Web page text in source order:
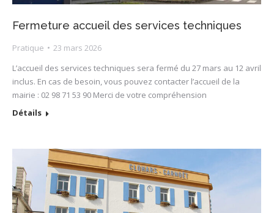
Fermeture accueil des services techniques
Pratique
23 mars 2026
L’accueil des services techniques sera fermé du 27 mars au 12 avril
inclus. En cas de besoin, vous pouvez contacter l’accueil de la
mairie : 02 98 71 53 90 Merci de votre compréhension
Détails